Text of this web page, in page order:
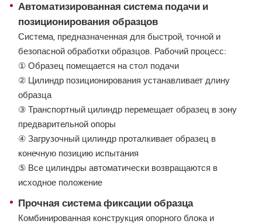
Автоматизированная система подачи и
позиционирования образцов
Система, предназначенная для быстрой, точной и
безопасной обработки образцов. Рабочий процесс:
① Образец помещается на стол подачи
② Цилиндр позиционирования устанавливает длину
образца
③ Транспортный цилиндр перемещает образец в зону
предварительной опоры
④ Загрузочный цилиндр проталкивает образец в
конечную позицию испытания
⑤ Все цилиндры автоматически возвращаются в
исходное положение
Прочная система фиксации образца
Комбинированная конструкция опорного блока и